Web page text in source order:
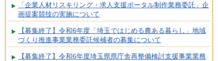
「企業人材リスキリング・求人支援ポータル制作業務委託」企
画提案競技の実施について
【募集終了】令和6年度「埼玉ではじめる農ある暮らし」地域
づくり推進事業業務委託候補者の募集について
【募集終了】令和6年度埼玉県県庁舎再整備検討支援事業業務